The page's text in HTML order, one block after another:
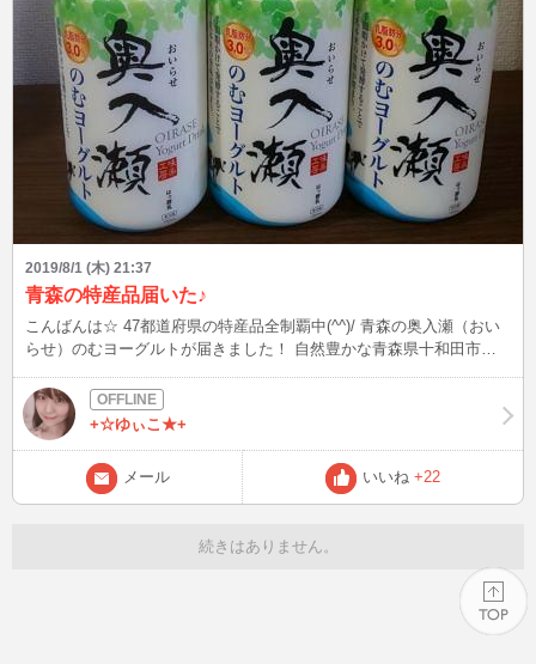
2019/8/1 (木) 21:37
青森の特産品届いた♪
こんばんは☆ 47都道府県の特産品全制覇中(^^)/ 青森の奥入瀬（おい
らせ）のむヨーグルトが届きました！ 自然豊かな青森県十和田市で
くり楽しもう！
+☆ゆぃこ★+
メール いいね +22
続きはありません。